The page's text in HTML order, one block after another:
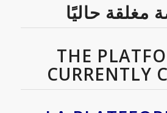
مغلقة حاليًا
THE
CURRENTLY